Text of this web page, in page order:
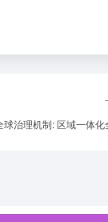
治理机制: 区域一体化